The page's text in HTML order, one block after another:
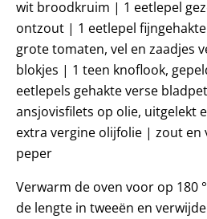
wit broodkruim | 1 eetlepel
ontzout | 1 eetlepel
grote tomaten, vel en zaadjes
blokjes | 1 teen knoflook,
eetlepels gehakte verse
ansjovisfilets op olie, uitgelekt
extra vergine olijfolie | zout en
peper
Verwarm de oven voor op 180
de lengte in tweeën en